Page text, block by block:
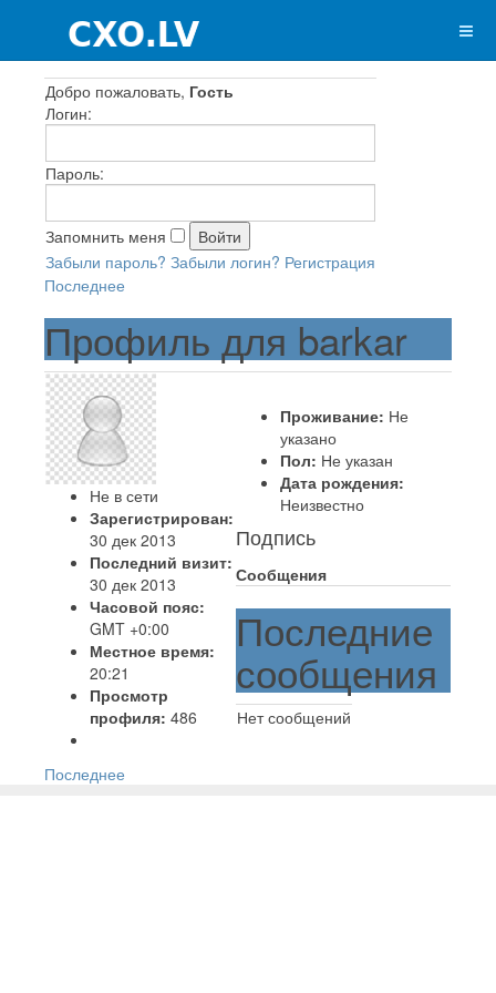
Добро пожаловать, Гость
Логин:
Пароль:
Запомнить меня
Забыли пароль? Забыли логин? Регистрация
Последнее
Профиль для barkar
Не в сети
Зарегистрирован:
30 дек 2013
Последний визит:
30 дек 2013
Часовой пояс:
GMT +0:00
Местное время:
20:21
Просмотр
профиля: 486
Проживание: Не
указано
Пол: Не указан
Дата рождения:
Неизвестно
Подпись
Сообщения
Последние
сообщения
Нет сообщений
Последнее